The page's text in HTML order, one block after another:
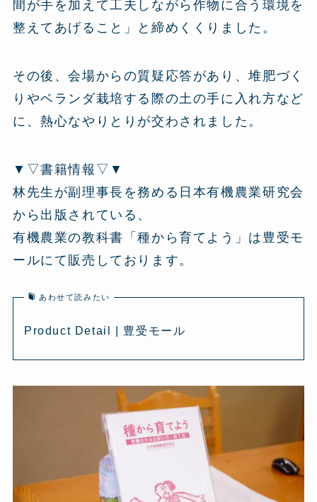
間が手を加えて工夫しながら作物に合う環境を
整えてあげること」と締めくくりました。
その後、会場からの質疑応答があり、堆肥づく
りやベランダ栽培する際の土の手に入れ方など
に、熱心なやりとりが交わされました。
▼▽書籍情報▽▼
林先生が副理事長を務める日本有機農業研究会
から出版されている、
有機農業の教科書「種から育てよう」は豊受モ
ールにて販売しております。
あわせて読みたい
Product Detail | 豊受モール